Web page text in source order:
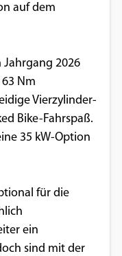
auf dem
2026
Nm
Vierzylinder-
Bike-Fahrspaß.
35 kW-Option
für die
ein
sind mit der